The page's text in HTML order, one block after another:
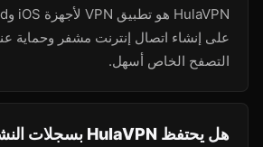
التصفح الخاص أسهل.
هل يحتفظ HulaVPN بسجلات النشاط؟